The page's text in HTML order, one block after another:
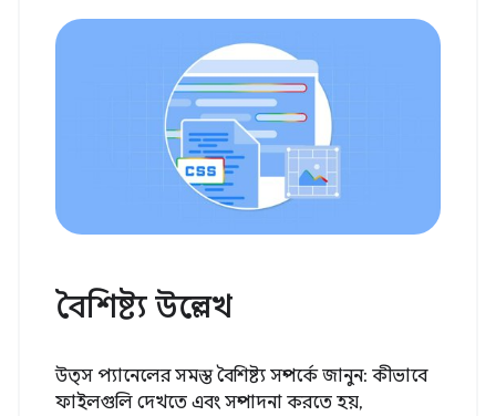
বৈশিষ্ট্য উল্লেখ
উত্স প্যানেলের সমস্ত বৈশিষ্ট্য সম্পর্কে জানুন: কীভাবে
ফাইলগুলি দেখতে এবং সম্পাদনা করতে হয়,